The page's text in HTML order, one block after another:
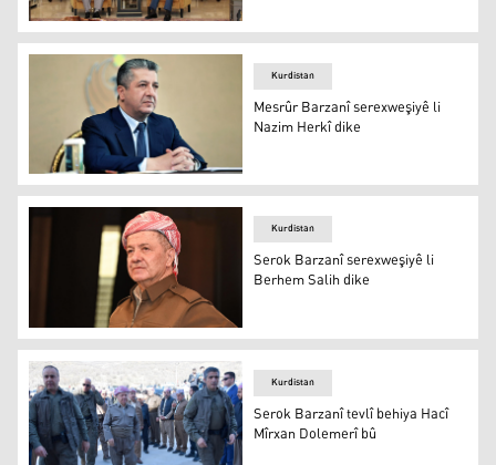
Sîdad Barzanî û Berhem Salih
Mesrûr Barzanî
Kurdistan
Mesrûr Barzanî serexweşiyê li
Nazim Herkî dike
Serok Barzanî
Kurdistan
Serok Barzanî serexweşiyê li
Berhem Salih dike
Kurdistan
Serok Barzanî tevlî behiya Hacî
Mîrxan Dolemerî bû